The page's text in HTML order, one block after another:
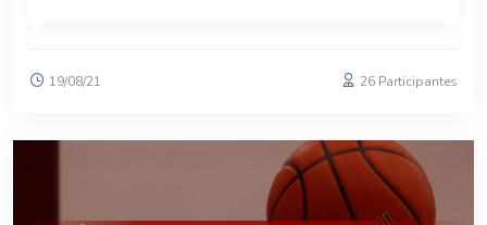
19/08/21 26 Participantes